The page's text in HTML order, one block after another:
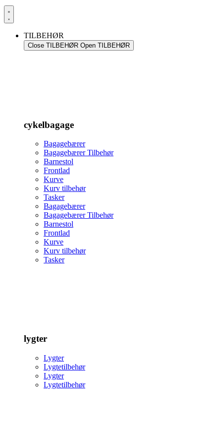
TILBEHØR
Close TILBEHØR Open TILBEHØR
cykelbagage
Bagagebærer
Bagagebærer Tilbehør
Barnestol
Frontlad
Kurve
Kurv tilbehør
Tasker
Bagagebærer
Bagagebærer Tilbehør
Barnestol
Frontlad
Kurve
Kurv tilbehør
Tasker
lygter
Lygter
Lygtetilbehør
Lygter
Lygtetilbehør